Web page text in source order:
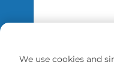
We use cookies and